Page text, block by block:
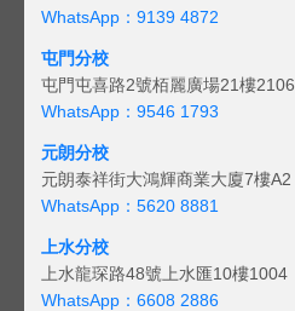
WhatsApp：9139 4872
屯門分校
屯門屯喜路2號栢麗廣場21樓2106
WhatsApp：9546 1793
元朗分校
元朗泰祥街大鴻輝商業大廈7樓A2
WhatsApp：5620 8881
上水分校
上水龍琛路48號上水匯10樓1004
WhatsApp：6608 2886